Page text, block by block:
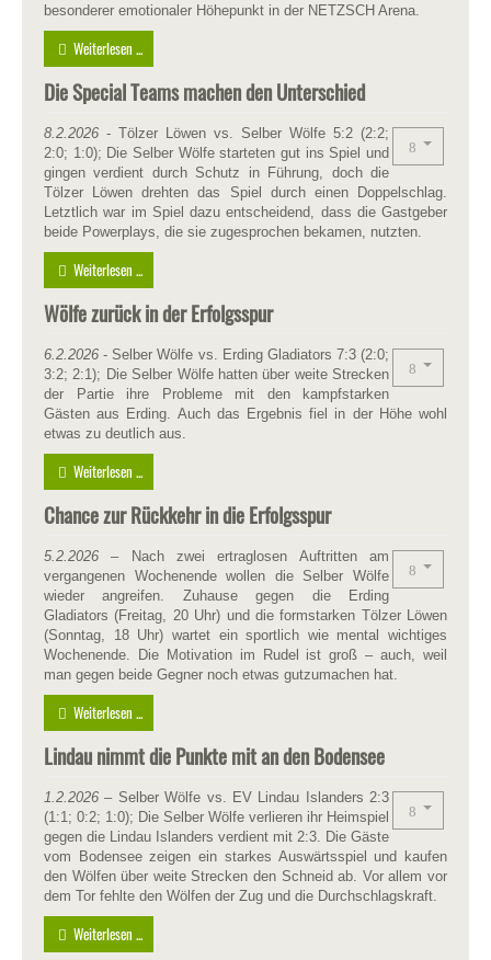
besonderer emotionaler Höhepunkt in der NETZSCH Arena.
Weiterlesen ...
Die Special Teams machen den Unterschied
8.2.2026 - Tölzer Löwen vs. Selber Wölfe 5:2 (2:2;
2:0; 1:0); Die Selber Wölfe starteten gut ins Spiel und
gingen verdient durch Schutz in Führung, doch die
Tölzer Löwen drehten das Spiel durch einen Doppelschlag.
Letztlich war im Spiel dazu entscheidend, dass die Gastgeber
beide Powerplays, die sie zugesprochen bekamen, nutzten.
Weiterlesen ...
Wölfe zurück in der Erfolgsspur
6.2.2026 - Selber Wölfe vs. Erding Gladiators 7:3 (2:0;
3:2; 2:1); Die Selber Wölfe hatten über weite Strecken
der Partie ihre Probleme mit den kampfstarken
Gästen aus Erding. Auch das Ergebnis fiel in der Höhe wohl
etwas zu deutlich aus.
Weiterlesen ...
Chance zur Rückkehr in die Erfolgsspur
5.2.2026– Nach zwei ertraglosen Auftritten am
vergangenen Wochenende wollen die Selber Wölfe
wieder angreifen. Zuhause gegen die Erding
Gladiators (Freitag, 20 Uhr) und die formstarken Tölzer Löwen
(Sonntag, 18 Uhr) wartet ein sportlich wie mental wichtiges
Wochenende. Die Motivation im Rudel ist groß – auch, weil
man gegen beide Gegner noch etwas gutzumachen hat.
Weiterlesen ...
Lindau nimmt die Punkte mit an den Bodensee
1.2.2026 – Selber Wölfe vs. EV Lindau Islanders 2:3
(1:1; 0:2; 1:0); Die Selber Wölfe verlieren ihr Heimspiel
gegen die Lindau Islanders verdient mit 2:3. Die Gäste
vom Bodensee zeigen ein starkes Auswärtsspiel und kaufen
den Wölfen über weite Strecken den Schneid ab. Vor allem vor
dem Tor fehlte den Wölfen der Zug und die Durchschlagskraft.
Weiterlesen ...